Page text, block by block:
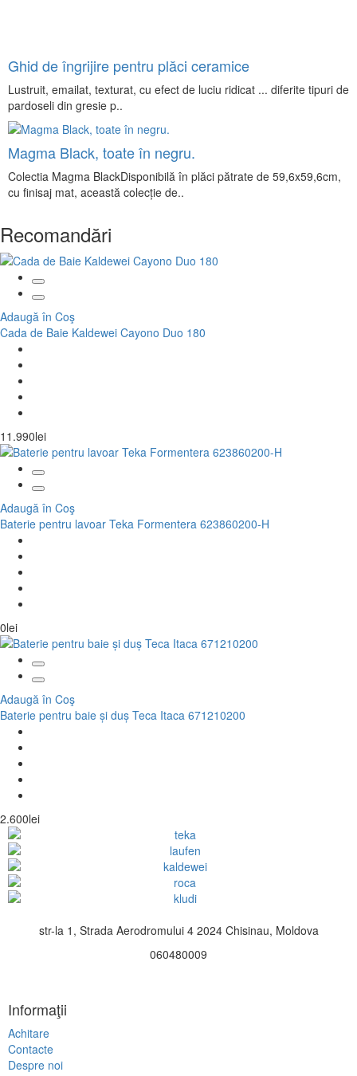
Ghid de îngrijire pentru plăci ceramice
Lustruit, emailat, texturat, cu efect de luciu ridicat ... diferite tipuri de
pardoseli din gresie p..
Magma Black, toate în negru.
Colectia Magma BlackDisponibilă în plăci pătrate de 59,6x59,6cm,
cu finisaj mat, această colecție de..
Recomandări
Adaugă în Coş
Cada de Baie Kaldewei Cayono Duo 180
11.990lei
Adaugă în Coş
Baterie pentru lavoar Teka Formentera 623860200-H
0lei
Adaugă în Coş
Baterie pentru baie și duș Teca Itaca 671210200
2.600lei
str-la 1, Strada Aerodromului 4 2024 Chisinau, Moldova
060480009
Informaţii
Achitare
Contacte
Despre noi